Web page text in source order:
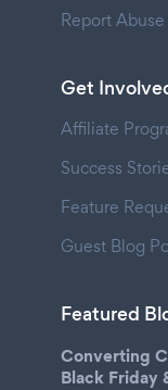
Report Abuse
Get
Affiliate
Success
Feature
Guest Blog
Featured
Converting
Black Friday